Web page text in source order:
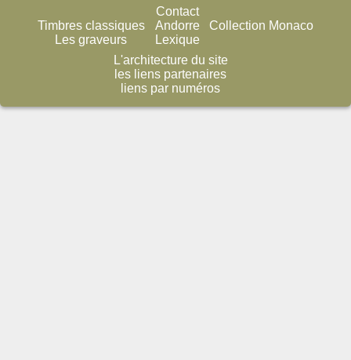
Timbres classiques
Les graveurs
Contact
Andorre
Lexique
Collection Monaco
L'architecture du site
les liens partenaires
liens par numéros